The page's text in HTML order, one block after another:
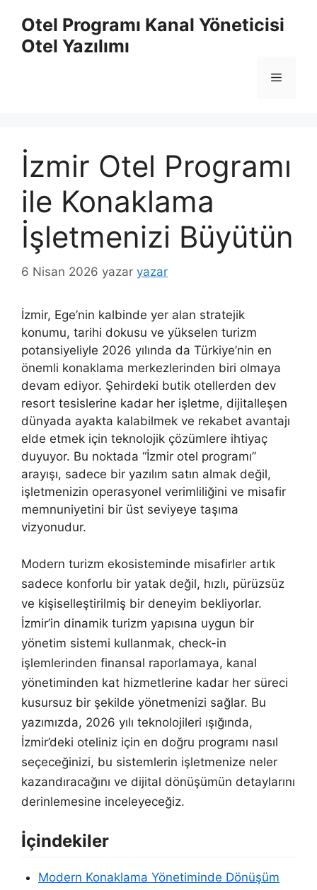
Otel Programı Kanal Yöneticisi
Otel Yazılımı
Menü
İzmir Otel Programı
ile Konaklama
İşletmenizi Büyütün
6 Nisan 2026 yazar yazar
İzmir, Ege’nin kalbinde yer alan stratejik
konumu, tarihi dokusu ve yükselen turizm
potansiyeliyle 2026 yılında da Türkiye’nin en
önemli konaklama merkezlerinden biri olmaya
devam ediyor. Şehirdeki butik otellerden dev
resort tesislerine kadar her işletme, dijitalleşen
dünyada ayakta kalabilmek ve rekabet avantajı
elde etmek için teknolojik çözümlere ihtiyaç
duyuyor. Bu noktada “İzmir otel programı”
arayışı, sadece bir yazılım satın almak değil,
işletmenizin operasyonel verimliliğini ve misafir
memnuniyetini bir üst seviyeye taşıma
vizyonudur.
Modern turizm ekosisteminde misafirler artık
sadece konforlu bir yatak değil, hızlı, pürüzsüz
ve kişiselleştirilmiş bir deneyim bekliyorlar.
İzmir’in dinamik turizm yapısına uygun bir
yönetim sistemi kullanmak, check-in
işlemlerinden finansal raporlamaya, kanal
yönetiminden kat hizmetlerine kadar her süreci
kusursuz bir şekilde yönetmenizi sağlar. Bu
yazımızda, 2026 yılı teknolojileri ışığında,
İzmir’deki oteliniz için en doğru programı nasıl
seçeceğinizi, bu sistemlerin işletmenize neler
kazandıracağını ve dijital dönüşümün detaylarını
derinlemesine inceleyeceğiz.
İçindekiler
Modern Konaklama Yönetiminde Dönüşüm